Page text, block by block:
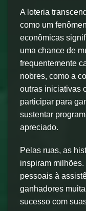
A loteria
como um
econômicas
uma chance de
frequentemente
nobres, como a
outras iniciativas
participar para
sustentar
apreciado.
Pelas ruas, as
inspiram
pessoais à
ganhadores
sucesso com